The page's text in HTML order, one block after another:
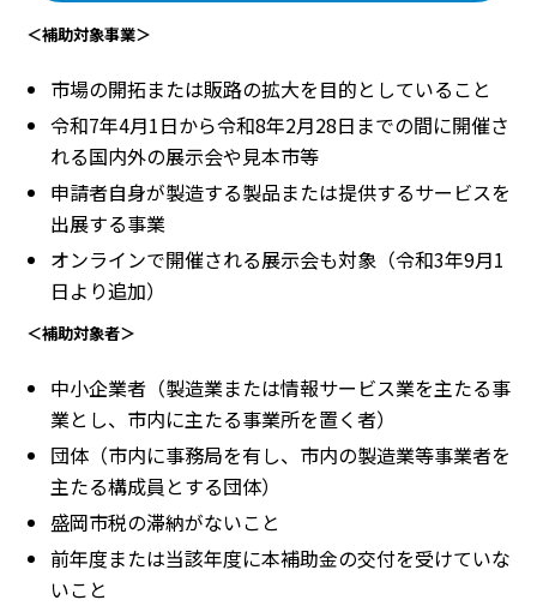
＜補助対象事業＞
市場の開拓または販路の拡大を目的としていること
令和7年4月1日から令和8年2月28日までの間に開催さ
れる国内外の展示会や見本市等
申請者自身が製造する製品または提供するサービスを
出展する事業
オンラインで開催される展示会も対象（令和3年9月1
日より追加）
＜補助対象者＞
中小企業者（製造業または情報サービス業を主たる事
業とし、市内に主たる事業所を置く者）
団体（市内に事務局を有し、市内の製造業等事業者を
主たる構成員とする団体）
盛岡市税の滞納がないこと
前年度または当該年度に本補助金の交付を受けていな
いこと